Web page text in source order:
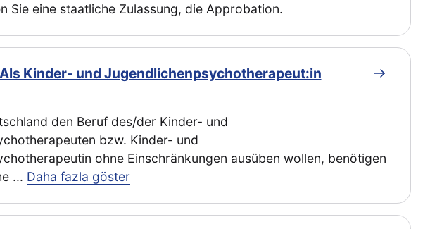
Sie eine staatliche Zulassung, die Approbation.
Kinder- und Jugendlichenpsychotherapeut:in
den Beruf des/der Kinder- und
bzw. Kinder- und
ohne Einschränkungen ausüben wollen, benötigen
... Daha fazla göster